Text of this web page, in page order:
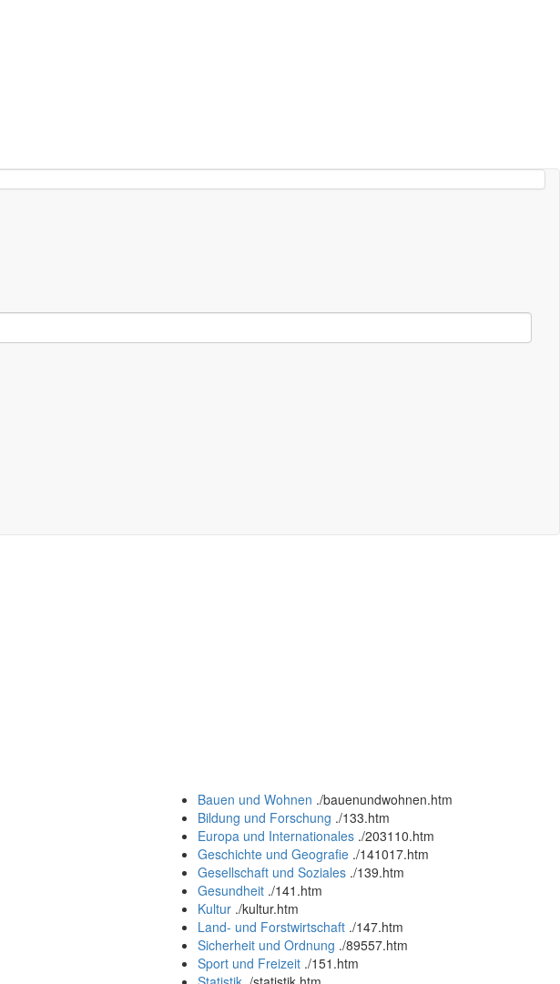
Bauen und Wohnen ./bauenundwohnen.htm
Bildung und Forschung ./133.htm
Europa und Internationales ./203110.htm
Geschichte und Geografie ./141017.htm
Gesellschaft und Soziales ./139.htm
Gesundheit ./141.htm
Kultur ./kultur.htm
Land- und Forstwirtschaft ./147.htm
Sicherheit und Ordnung ./89557.htm
Sport und Freizeit ./151.htm